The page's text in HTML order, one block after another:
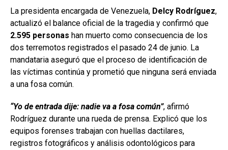
La presidenta encargada de Venezuela, Delcy Rodríguez,
actualizó el balance oficial de la tragedia y confirmó que
2.595 personas han muerto como consecuencia de los
dos terremotos registrados el pasado 24 de junio. La
mandataria aseguró que el proceso de identificación de
las víctimas continúa y prometió que ninguna será enviada
a una fosa común.
“Yo de entrada dije: nadie va a fosa común”, afirmó
Rodríguez durante una rueda de prensa. Explicó que los
equipos forenses trabajan con huellas dactilares,
registros fotográficos y análisis odontológicos para